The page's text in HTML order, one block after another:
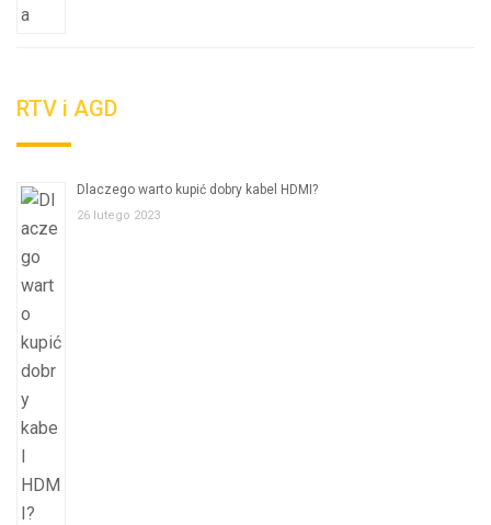
RTV i AGD
Dlaczego warto kupić dobry kabel HDMI?
26 lutego 2023